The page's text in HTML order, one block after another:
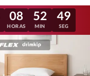
08
HORAS
52
MIN
47
SEG